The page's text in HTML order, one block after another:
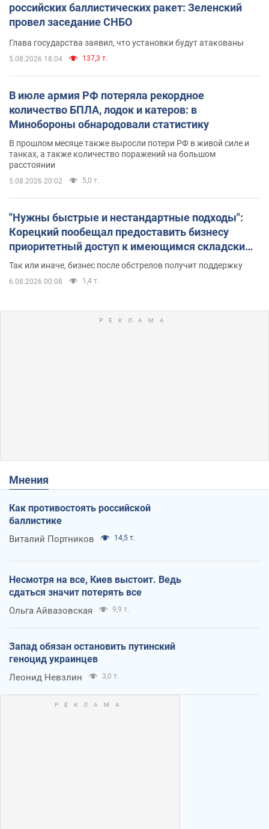
российских баллистических ракет: Зеленский
провел заседание СНБО
Глава государства заявил, что установки будут атакованы
5.08.2026 18:04 137,3 т.
В июле армия РФ потеряла рекордное
количество БПЛА, лодок и катеров: в
Минобороны обнародовали статистику
В прошлом месяце также выросли потери РФ в живой силе и
танках, а также количество поражений на большом
расстоянии
5.08.2026 20:02 5,0 т.
"Нужны быстрые и нестандартные подходы":
Корецкий пообещал предоставить бизнесу
приоритетный доступ к имеющимся складским
помещениям
Так или иначе, бизнес после обстрелов получит поддержку
6.08.2026 00:08 1,4 т.
Мнения
Как противостоять российской
баллистике
Виталий Портников 14,5 т.
Несмотря на все, Киев выстоит. Ведь
сдаться значит потерять все
Ольга Айвазовская 9,9 т.
Запад обязан остановить путинский
геноцид украинцев
Леонид Невзлин 3,0 т.